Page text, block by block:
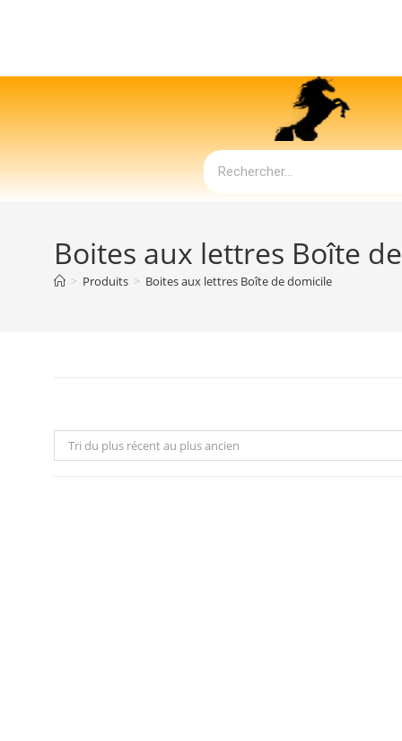
Boites aux lettres Boîte
> Produits > Boites aux lettres Boîte de domicile
Tri du plus récent au plus ancien